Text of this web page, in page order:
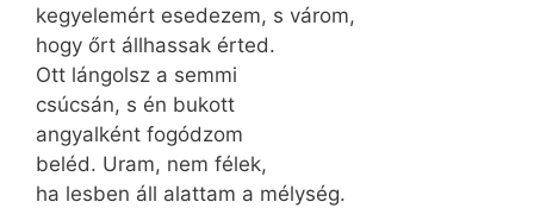
kegyelemért esedezem, s várom,
hogy őrt állhassak érted.
Ott lángolsz a semmi
csúcsán, s én bukott
angyalként fogódzom
beléd. Uram, nem félek,
ha lesben áll alattam a mélység.